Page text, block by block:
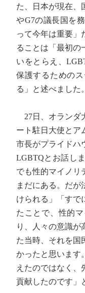
た、日本が現在、
やG7の議長国を
って今年は重要」
ることは「最初の
いをとらえ、
保護するための
る」と述べました。
27日、オランダ
ート駐日大使とア
市長がプライドハ
LGBTQとお話し
でも性的マイノリ
まだにある。だが
けられる」「すで
たことで、性的
り、人々の意識が
た当時、それを国
かったと思います
えたのではなく、
貢献したのです」